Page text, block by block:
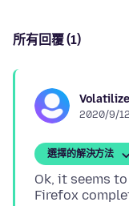
所有回覆 (1)
Volatilize
2020/9/
選擇的解決方法
Ok, it seems
Firefox